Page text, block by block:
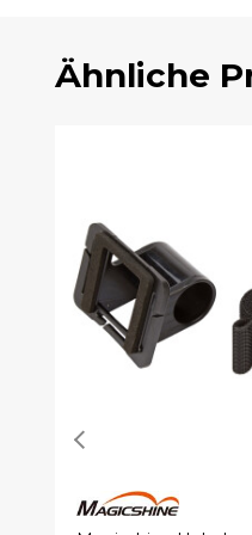
Ähnliche